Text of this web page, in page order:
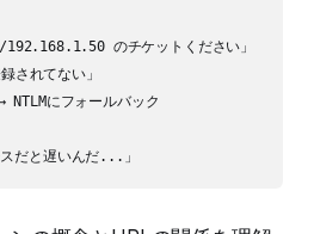
192.168.1.50 のチケットください」
されてない」
にフォールバック